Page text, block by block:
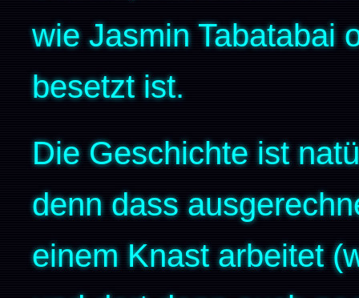
wie Jasmin Tabatabai
besetzt ist.
Die Geschichte ist
denn dass
einem Knast arbeitet